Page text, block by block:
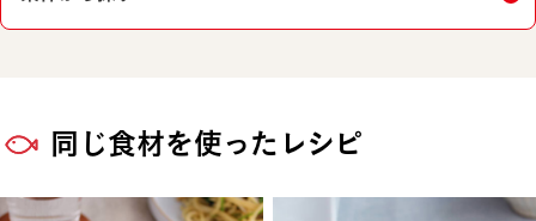
同じ食材を使ったレシピ